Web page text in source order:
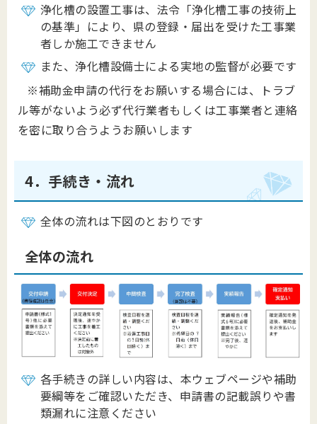
浄化槽の設置工事は、法令「浄化槽工事の技術上
の基準」により、県の登録・届出を受けた工事業
者しか施工できません
また、浄化槽設備士による実地の監督が必要です
※補助金申請の代行をお願いする場合には、トラブ
ル等がないよう必ず代行業者もしくは工事業者と連絡
を密に取り合うようお願いします
4．手続き・流れ
全体の流れは下図のとおりです
全体の流れ
各手続きの詳しい内容は、本ウェブページや補助
要綱等をご確認いただき、申請書の記載誤りや書
類漏れに注意ください